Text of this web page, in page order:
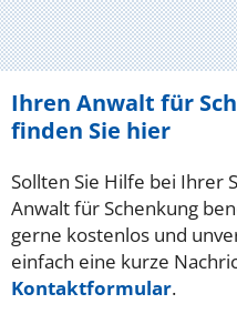
Ihren Anwalt für
finden Sie hier
Sollten Sie Hilfe bei Ihrer
Anwalt für Schenkung
gerne kostenlos und
einfach eine kurze
Kontaktformular.